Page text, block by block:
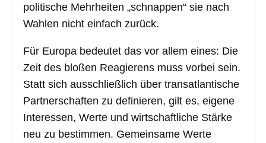
politische Mehrheiten „schnappen“ sie nach
Wahlen nicht einfach zurück.
Für Europa bedeutet das vor allem eines: Die
Zeit des bloßen Reagierens muss vorbei sein.
Statt sich ausschließlich über transatlantische
Partnerschaften zu definieren, gilt es, eigene
Interessen, Werte und wirtschaftliche Stärke
neu zu bestimmen. Gemeinsame Werte